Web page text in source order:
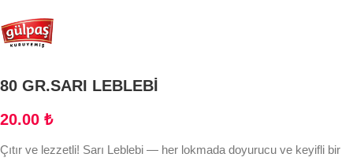
80 GR.SARI LEBLEBİ
20.00 ₺
Çıtır ve lezzetli! Sarı Leblebi — her lokmada doyurucu ve keyifli bir